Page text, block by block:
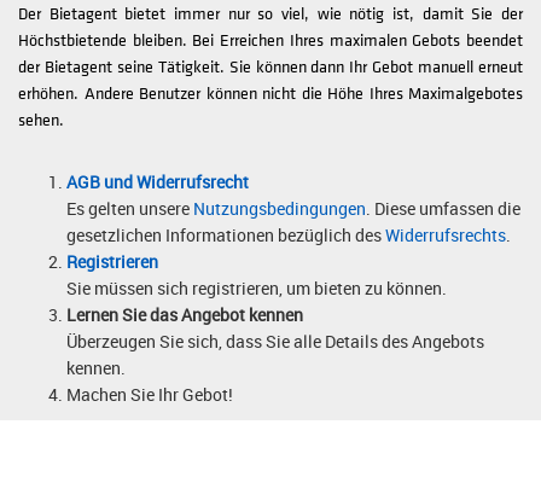
Der Bietagent bietet immer nur so viel, wie nötig ist, damit Sie der
Höchstbietende bleiben. Bei Erreichen Ihres maximalen Gebots beendet
der Bietagent seine Tätigkeit. Sie können dann Ihr Gebot manuell erneut
erhöhen. Andere Benutzer können nicht die Höhe Ihres Maximalgebotes
sehen.
AGB und Widerrufsrecht
Es gelten unsere Nutzungsbedingungen. Diese umfassen die
gesetzlichen Informationen bezüglich desWiderrufsrechts.
Registrieren
Sie müssen sich registrieren, um bieten zu können.
Lernen Sie das Angebot kennen
Überzeugen Sie sich, dass Sie alle Details des Angebots
kennen.
Machen Sie Ihr Gebot!